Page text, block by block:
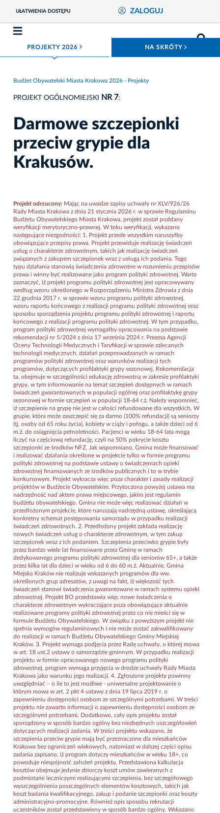
UŁATWIENIA DOSTĘPU ZALOGUJ
PROJEKTY 2026 ROZWIŃ MENU NA SKRÓTY
Budżet Obywatelski Miasta Krakowa 2026 - Projekty
PROJEKT OGÓLNOMIEJSKI NR 7:
Darmowe szczepionki
przeciw grypie dla
Krakusów.
Projekt odrzucony: Mając na uwadze zapisy uchwały nr XLV/926/26
Rady Miasta Krakowa z dnia 21 stycznia 2026 r. w sprawie Regulaminu
Budżetu Obywatelskiego Miasta Krakowa, projekt został poddany
weryfikacji merytoryczno-prawnej. W toku weryfikacji, wykazano
następujące niezgodności: 1. Projekt przede wszystkim naruszyłby
obowiązujące przepisy prawa. Projekt przewiduje realizację świadczeń
usług o charakterze zdrowotnym, takich jak realizację świadczeń
związanych z zakupem szczepionek wraz z usługą ich podania. Tego
typu działania stanowią świadczenia zdrowotne w rozumieniu przepisów
prawa i winny być realizowane jako program polityki zdrowotnej. Warto
zaznaczyć, iż projekt programu polityki zdrowotnej jest opracowywany
według wzoru określonego w Rozporządzeniu Ministra Zdrowia z dnia
22 grudnia 2017 r. w sprawie wzoru programu polityki zdrowotnej,
wzoru raportu końcowego z realizacji programu polityki zdrowotnej oraz
sposobu sporządzenia projektu programu polityki zdrowotnej i raportu
końcowego z realizacji programu polityki zdrowotnej. W tym przypadku,
program polityki zdrowotnej wymagałby opracowania na podstawie
rekomendacji nr 5/2024 z dnia 17 września 2024 r. Prezesa Agencji
Oceny Technologii Medycznych i Taryfikacji w sprawie zalecanych
technologii medycznych, działań przeprowadzanych w ramach
programów polityki zdrowotnej oraz warunków realizacji tych
programów, dotyczących profilaktyki grypy sezonowej. Rekomendacja
ta, obejmuje w szczególności edukację zdrowotną w zakresie profilaktyki
grypy, w tym informowanie na temat szczepień dostępnych w ramach
świadczeń gwarantowanych w populacji ogólnej oraz profilaktykę grypy
sezonowej w formie szczepień w populacji 18-64 r.ż. Należy wspomnieć,
iż szczepienie na grypę nie jest w całości refundowane dla wszystkich. W
grupie, która może zaszczepić się za darmo (100% refundacji) są seniorzy
(tj. osoby od 65 roku życia), kobiety w ciąży i połogu, a także dzieci od 6
m.ż. do osiągnięcia pełnoletności. Pacjenci w wieku 18-64 lata mogą
liczyć na częściową refundację, czyli na 50% pokrycie kosztu
szczepionki ze środków NFZ. Jak wspomniano, Gmina może finansować
i realizować działania określone w projekcie tylko w formie programu
polityki zdrowotnej na podstawie ustawy o świadczeniach opieki
zdrowotnej finansowanych ze środków publicznych i to w trybie
konkursowym. Projekt wykracza więc poza charakter i zasady realizacji
projektów w Budżecie Obywatelskim. Przytoczona powyżej ustawa ma
nadrzędność nad aktem prawa miejscowego, jakim jest regulamin
budżetu obywatelskiego. Gmina nie może więc realizować działań w
przedłożonym projekcie, które naruszają nadrzędną ustawę, określającą
konkretny schemat postępowania samorządu w przypadku realizacji
świadczeń zdrowotnych. 2. Przedłożony projekt zakłada realizację
nowych świadczeń usług o charakterze zdrowotnym, w tym zakup
szczepionek wraz z ich podaniem. Szczepienia przeciwko grypie były
przez bardzo wiele lat finansowane przez Gminę w ramach
dedykowanego programu polityki zdrowotnej dla seniorów 65+, a także
przez kilka lat dla dzieci w wieku od 6 do 60 m.ż. Aktualnie, Gmina
Miejska Kraków nie realizuje wskazanych programów dla ww.
określonych grup adresatów, z uwagi na fakt, iż większość tych
świadczeń stanowi świadczenia gwarantowane w ramach systemu opieki
zdrowotnej. Projekt BO przedstawia więc nowe świadczenia o
charakterze zdrowotnym wykraczające poza obowiązujące aktualnie
realizowane programy polityki zdrowotnej przez co nie mieści się w
formule Budżetu Obywatelskiego. W związku z powyższym projekt nie
spełnia wymogów regulaminowych i nie może zostać zakwalifikowany
do realizacji w ramach Budżetu Obywatelskiego Gminy Miejskiej
Kraków. 3. Projekt wymaga podjęcia przez Radę uchwały, o której mowa
w art. 18 ust.2 ustawy o samorządzie gminnym. W przypadku realizacji
projektu w formie opracowanego nowego programu polityki
zdrowotnej, program wymaga przyjęcia w drodze uchwały Rady Miasta
Krakowa jako warunku jego realizacji. 4. Zgłoszone projekty powinny
uwzględniać – o ile to jest możliwe - uniwersalne projektowanie o
którym mowa w art. 2 pkt 4 ustawy z dnia 19 lipca 2019 r. o
zapewnieniu dostępności osobom ze szczególnymi potrzebami. W treści
projektu nie zawarto informacji o zapewnieniu dostępności osobom ze
szczególnymi potrzebami. Dodatkowo, cały opis projektu został
sporządzony w sposób bardzo ogólny bez niezbędnych uszczegółowień
dotyczących realizacji zadania. W treści projektu wskazano, że
szczepienia przeciw grypie mają być przeznaczone dla mieszkańców
Krakowa bez ograniczeń wiekowych, natomiast w dalszej części opisu
zadania zapisano, iż program dotyczy mieszkańców w wieku 18+, co
powoduje niespójność założeń projektu. Przedstawiona kalkulacja
kosztów obejmuje jedynie zbiorczy koszt umów zawieranych z
podmiotami leczniczymi realizującymi szczepienia, bez szczegółowego
wyszczególnienia poszczególnych elementów kosztowych, takich jak
koszt badania kwalifikacyjnego, zakup i podanie szczepionki oraz koszty
administracyjno-promocyjne. Również opis sposobu rekrutacji
uczestników został przedstawiony w sposób bardzo ogólny. Wskazano